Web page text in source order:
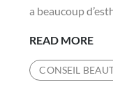
a beaucoup
READ MORE
UN
CONSEIL